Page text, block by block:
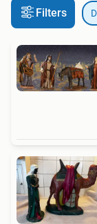
Filters